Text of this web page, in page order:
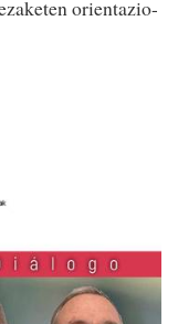
orientazio-